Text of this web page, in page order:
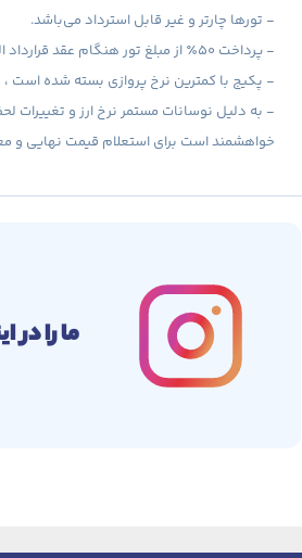
- تورها چارتر و غیر قابل استرداد می‌باشد.
- پرداخت 50٪ از مبلغ تور هنگام عقد قرارداد الزامی می‌باشد.
- پکیج با کمترین نرخ پروازی بسته شده است ،
- به دلیل نوسانات مستمر نرخ ارز و تغییرات
خواهشمند است برای استعلام قیمت نهایی و
ما را در